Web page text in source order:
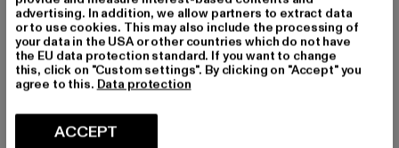
advertising. In addition, we allow partners to extract data
or to use cookies. This may also include the processing of
your data in the USA or other countries which do not have
the EU data protection standard. If you want to change
this, click on "Custom settings". By clicking on "Accept" you
agree to this. Data protection
ACCEPT